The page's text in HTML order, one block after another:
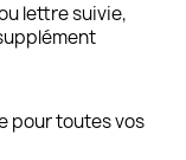
lettre suivie,
pour toutes vos